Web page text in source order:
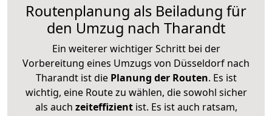
Routenplanung als Beiladung für
den Umzug nach Tharandt
Ein weiterer wichtiger Schritt bei der
Vorbereitung eines Umzugs von Düsseldorf nach
Tharandt ist diePlanung der Routen. Es ist
wichtig, eine Route zu wählen, die sowohl sicher
als auch zeiteffizientist. Es ist auch ratsam,